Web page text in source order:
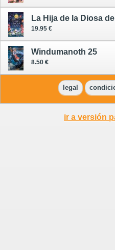
La Hija de la Diosa
19.95 €
Windumanoth 25
8.50 €
legal
ir a versión